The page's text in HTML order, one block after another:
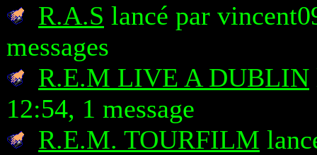
R.A.S lancé par
messages
R.E.M LIVE A DUBLIN
12:54, 1 message
R.E.M. TOURFILM